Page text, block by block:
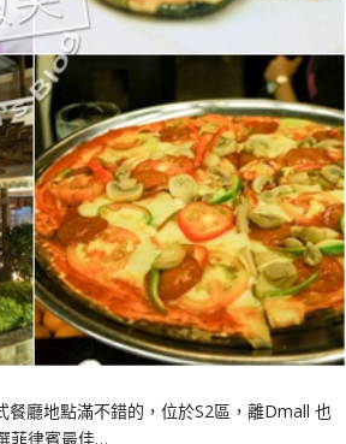
廳地點滿不錯的，位於S2區，離Dmall 也
菲律賓最佳…